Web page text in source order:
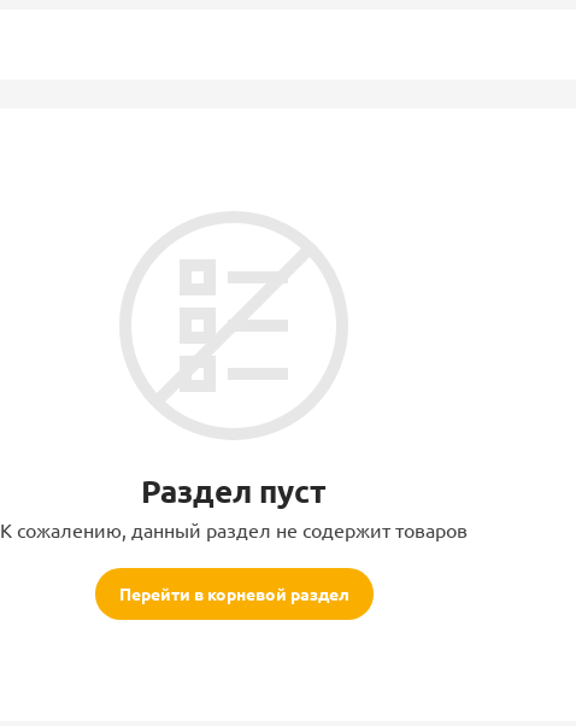
Раздел пуст
К сожалению, данный раздел не содержит товаров
Перейти в корневой раздел